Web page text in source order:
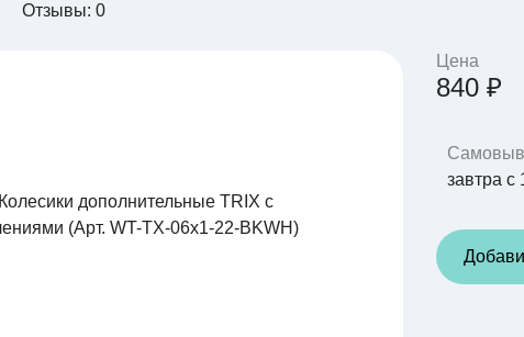
Отзывы: 0
Цена
840 ₽
завтра с